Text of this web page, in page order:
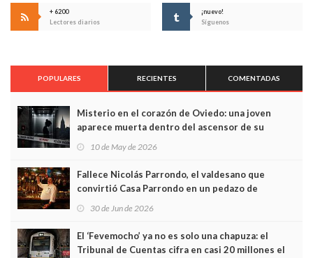
+ 6200
Lectores diarios
¡nuevo!
Síguenos
POPULARES RECIENTES COMENTADAS
Misterio en el corazón de Oviedo: una joven
aparece muerta dentro del ascensor de su
10 de May de 2026
Fallece Nicolás Parrondo, el valdesano que
convirtió Casa Parrondo en un pedazo de
30 de Jun de 2026
El ‘Fevemocho’ ya no es solo una chapuza: el
Tribunal de Cuentas cifra en casi 20 millones el